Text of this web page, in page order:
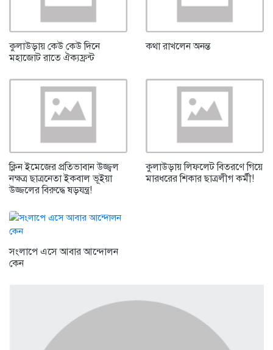
কুলাউড়ায় কেউ কেউ দিনে
মহাজোট রাতে ঐক্যফ্রন্ট
কথা রাখলেন অনন্ত
ক্লিন ইমেজের প্রতিভাবান উজ্জ্বল
নক্ষত্র ছাত্রনেতা ইকবাল ভূইয়া
উজ্জলের বিরুদ্ধে ষড়যন্ত্র!
কুলাউড়ায় লিফলেট বিতরণে গিয়ে
মারধরের শিকার ছাত্রলীগ কর্মী!
সংলাপে এসে আবার আন্দোলন
কেন